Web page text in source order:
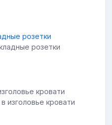
розетки
изголовье кровати